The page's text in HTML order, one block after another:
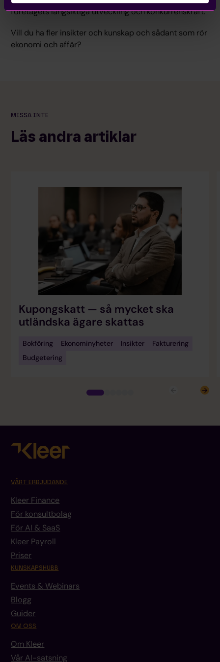
företagets långsiktiga utveckling och konkurrenskraft.
Vill du ha fler insikter och kunskap och sådant som rör
ekonomi och affär?
MISSA INTE
Läs andra artiklar
Kupongskatt — så mycket ska
utländska ägare skattas
Bokföring Ekonominyheter Insikter
Fakturering
Budgetering
VÅRT ERBJUDANDE
Kleer Finance
För konsultbolag
För AI & SaaS
Kleer Payroll
Priser
KUNSKAPSHUBB
Events & Webinars
Blogg
Guider
OM OSS
Om Kleer
Vår AI-satsning